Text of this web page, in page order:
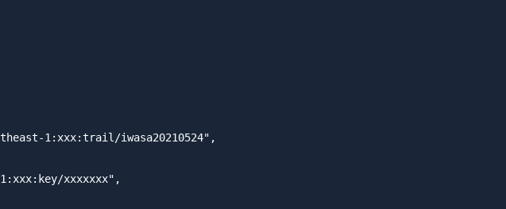
1:xxx:trail/iwasa20210524",
xxxxxxx",